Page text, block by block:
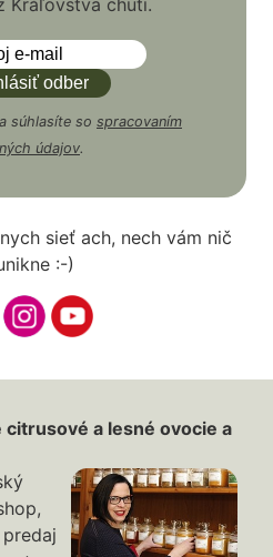
súhlasíte so spracovaním
údajov.
sieť ach, nech vám nič
:-)
a lesné ovocie a